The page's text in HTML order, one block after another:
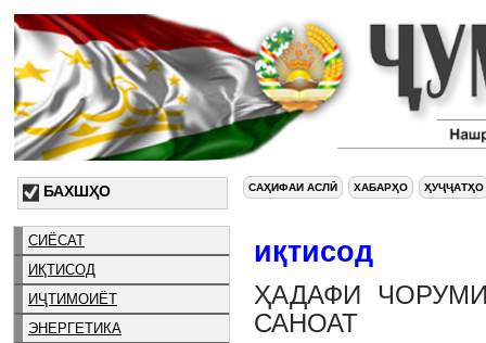
БАХШҲО
СИЁСАТ
ИҚТИСОД
ИҶТИМОИЁТ
ЭНЕРГЕТИКА
САҲИФАИ АСЛӢ ХАБАРҲО ҲУҶҶАТҲО
иқтисод
ҲАДАФИ
САНОАТ